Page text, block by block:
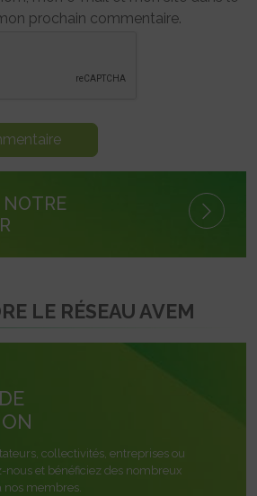
prochain commentaire.
NOTRE
LE RÉSEAU AVEM
collectivités, entreprises ou
nous et bénéficiez des nombreux
nos membres.